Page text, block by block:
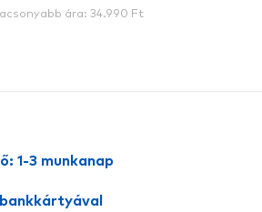
1-3 munkanap
ára: 34.990 Ft